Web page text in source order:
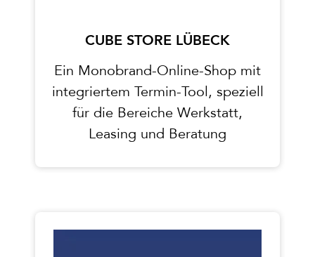
CUBE STORE LÜBECK
Ein Monobrand-Online-Shop mit
integriertem Termin-Tool, speziell
für die Bereiche Werkstatt,
Leasing und Beratung